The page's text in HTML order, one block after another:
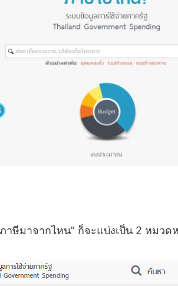
าษีมาจากไหน” ก็จะแบ่งเป็น 2 หมว